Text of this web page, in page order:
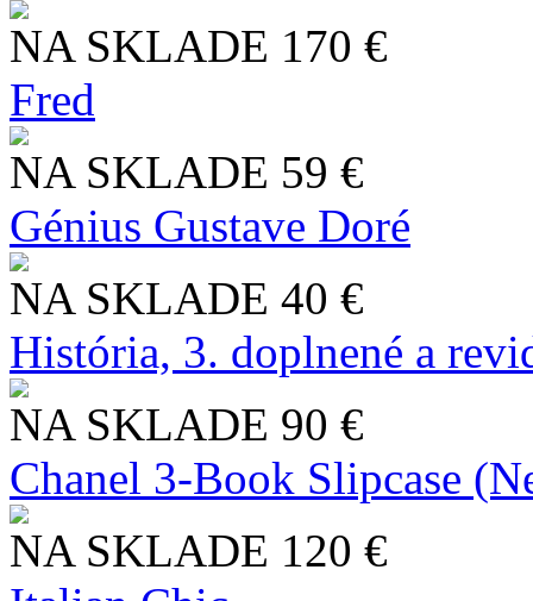
NA SKLADE 170 €
Fred
NA SKLADE 59 €
Génius Gustave Doré
NA SKLADE 40 €
História, 3. doplnené a
NA SKLADE 90 €
Chanel 3-Book Slipcase
NA SKLADE 120 €